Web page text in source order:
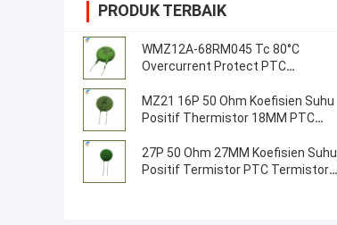
PRODUK TERBAIK
WMZ12A-68RM045 Tc 80°C
Overcurrent Protect PTC
MZ21 16P 50 Ohm Koefisien Suhu
Positif Thermistor 18MM PTC
27P 50 Ohm 27MM Koefisien Suhu
Positif Termistor PTC Termistor